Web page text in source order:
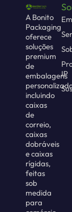
A Bonito
Packaging
oferece
soluções
premium
de
embalagens
incluindo
caixas
de
correio,
caixas
dobráveis
e caixas
rígidas,
feitas
sob
medida
para
IP